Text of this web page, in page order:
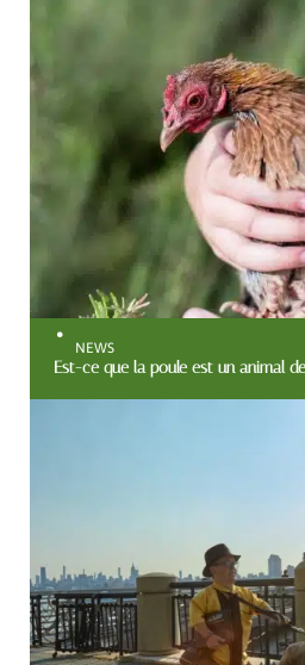
NEWS
Est-ce que la poule est un animal